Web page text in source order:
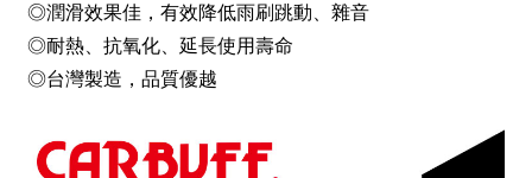
◎潤滑效果佳，有效降低雨刷跳動、雜音
◎耐熱、抗氧化、延長使用壽命
◎台灣製造，品質優越